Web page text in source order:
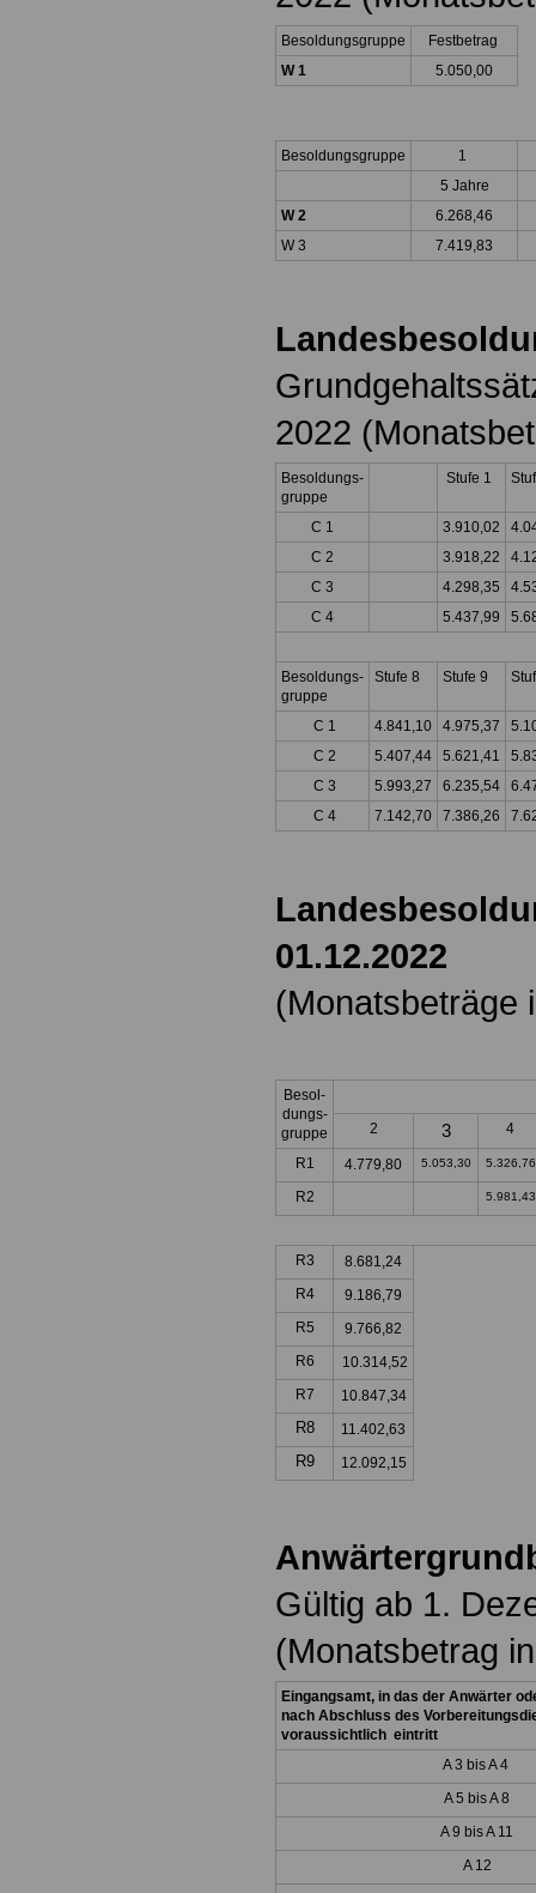
Besoldungsgruppe
Festbetrag
W 1
5.050,00
Besoldungsgruppe
1
5 Jahre
W 2
6.268,46
W 3
7.419,83
2022
Besoldungs-
gruppe
Stufe 1
C 1 3.910,02
C 2
3.918,22
C 3
4.298,35
C 4
5.437,99
Besoldungs-
gruppe
Stufe 8 Stufe 9
C 1 4.841,10 4.975,37
C 2
5.407,44 5.621,41
C 3
5.993,27 6.235,54
C 4
7.142,70 7.386,26
01.12.2022
(Monatsbeträge
Besol-
dungs-
gruppe
2 3 4
R1 4.779,80 5.053,30 5.326,76
R2 5.981,43
R3
8.681,24
R4
9.186,79
R5
9.766,82
R6
10.314,52
R7
10.847,34
R8 11.402,63
R9 12.092,15
Gültig ab 1.
(Monatsbetrag
Eingangsamt, in das der Anwärter
nach Abschluss des
voraussichtlich eintritt
A 3 bis A 4
A 5 bis A 8
A 9 bis A 11
A 12